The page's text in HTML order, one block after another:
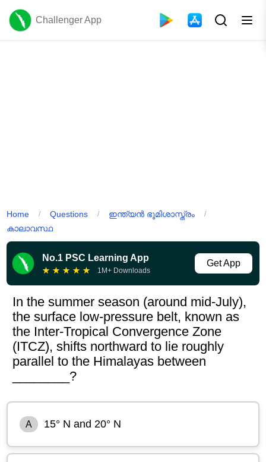
Challenger App
Home / Questions / ഇന്ത്യൻ ഭൂമിശാസ്ത്രം /
കാലാവസ്ഥ
No.1 PSC Learning App
★ ★ ★ ★ ★ 1M+ Downloads
Get App
In the summer season (around mid-July),
the surface low-pressure belt, known as
the Inter-Tropical Convergence Zone
(ITCZ), shifts northward to lie roughly
parallel to the Himalayas between
________?
A 15° N and 20° N